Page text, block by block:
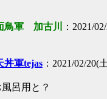
鳥軍 加古川
：2021/
丼軍tejas ：2021/02/20(
呂用と？